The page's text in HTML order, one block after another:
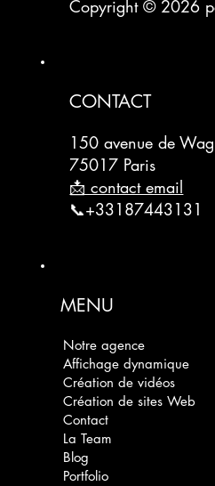
Copyright © 2026
CONTACT
150 avenue de
75017 Paris
📩 contact email
📞+33187443131
MENU
Notre agence
Affichage dynamique
Création de vidéos
Création de sites Web
Contact
La Team
Blog
Portfolio